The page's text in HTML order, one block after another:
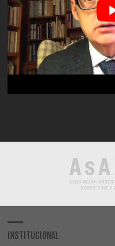
INSTITUCIONAL